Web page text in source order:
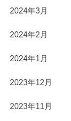
2024年3月
2024年2月
2024年1月
2023年12月
2023年11月